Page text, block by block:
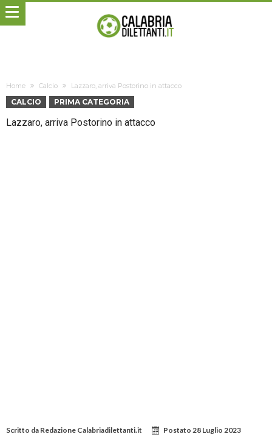
Home Calcio Lazzaro, arriva Postorino in attacco
CALCIO PRIMA CATEGORIA
Lazzaro, arriva Postorino in attacco
Scritto da Redazione Calabriadilettanti.it Postato 28 Luglio 2023